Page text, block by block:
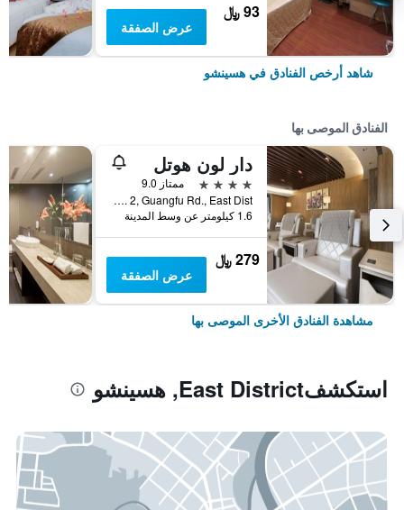
93 ﷼
عرض الصفقة
شاهد أرخص الفنادق في هسينشو
الفنادق الموصى بها
دار لون هوتل
4 نجوم
ممتاز 9.0
No.808, Sec. 2, Guangfu Rd., East Dist., هسينشو, تايوان
1.6 كيلومتر عن وسط المدينة
279 ﷼
عرض الصفقة
مشاهدة الفنادق الأخرى الموصى بها
استكشفEast District, هسينشو